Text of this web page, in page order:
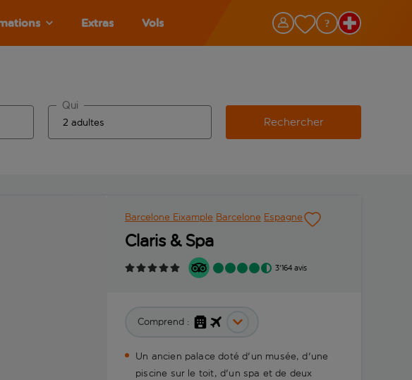
Extras Vols
Qui
Rechercher
Barcelone Eixample Barcelone Espagne
Claris & Spa
3'164 avis
Comprend :
Un ancien palace doté d'un musée, d'une
piscine sur le toit, d'un spa et de deux